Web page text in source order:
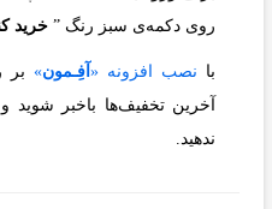
روی دکمه‌ی سبز رنگ ” خرید
با نصب افزونه « آفِـمون» بر
آخرین تخفیف‌ها باخبر
ندهید.